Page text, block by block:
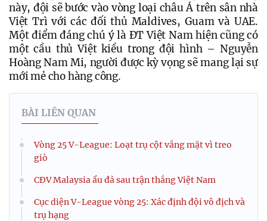
này, đội sẽ bước vào vòng loại châu Á trên sân nhà
Việt Trì với các đối thủ Maldives, Guam và UAE.
Một điểm đáng chú ý là ĐT Việt Nam hiện cũng có
một cầu thủ Việt kiều trong đội hình – Nguyễn
Hoàng Nam Mi, người được kỳ vọng sẽ mang lại sự
mới mẻ cho hàng công.
BÀI LIÊN QUAN
Vòng 25 V-League: Loạt trụ cột vắng mặt vì treo
giò
CĐV Malaysia ẩu đả sau trận thắng Việt Nam
Cục diện V-League vòng 25: Xác định đội vô địch và
trụ hạng